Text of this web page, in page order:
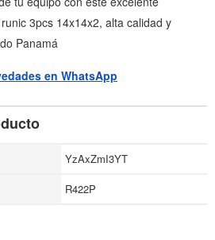
3pcs 14x14x2, alta calidad y
Panamá
en WhatsApp
YzAxZmI3YT
R422P